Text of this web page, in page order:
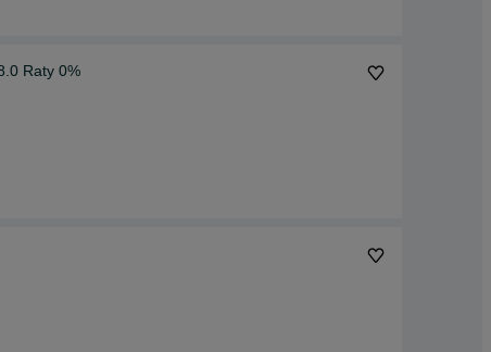
Rower Trekking Storm MARATHON 28″ LADY 2HD 8.0 Raty 0%